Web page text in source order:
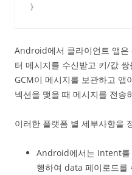
}
Android에서 클라이언트 앱
터 메시지를 수신받고 키/값
GCM이 메시지를 보관하고 앱
넥션을 맺을 때 메시지를 전송
이러한 플랫폼 별 세부사항을
Android에서는 Intent를
행하여 data 페이로드를